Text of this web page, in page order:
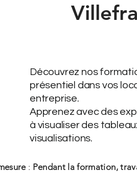
Découvrez nos
présentiel dans vos
entreprise.
Apprenez avec des
à visualiser des
visualisations.
: Pendant la formation,